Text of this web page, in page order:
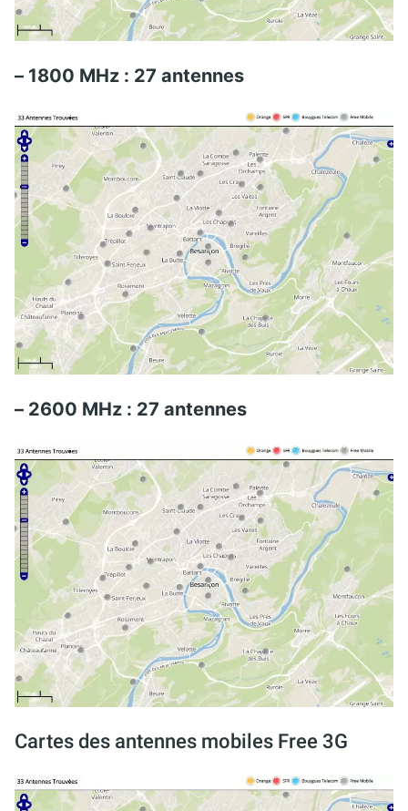
– 1800 MHz : 27 antennes
– 2600 MHz : 27 antennes
Cartes des antennes mobiles Free 3G